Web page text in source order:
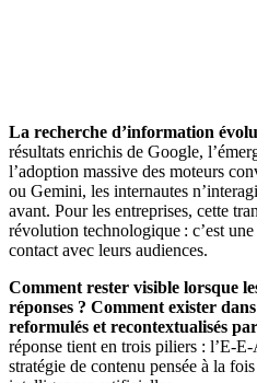
La recherche d’information
résultats enrichis de Google,
l’adoption massive des moteurs
ou Gemini, les internautes
avant. Pour les entreprises, cette
révolution technologique : c’est
contact avec leurs audiences.
Comment rester visible lorsque
réponses ? Comment exister
reformulés et recontextualisés
réponse tient en trois piliers :
stratégie de contenu pensée à la